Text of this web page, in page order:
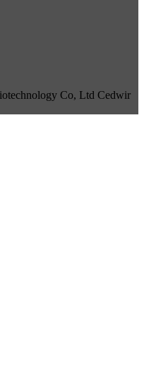
Co, Ltd Cedwir